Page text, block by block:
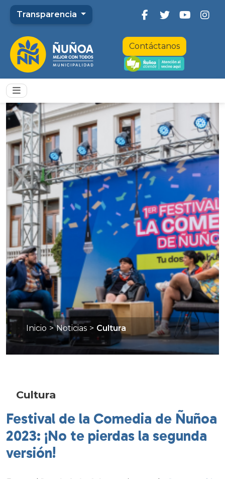
Transparencia
Contáctanos
Inicio > Noticias > Cultura
Cultura
Festival de la Comedia de Ñuñoa
2023: ¡No te pierdas la segunda
versión!